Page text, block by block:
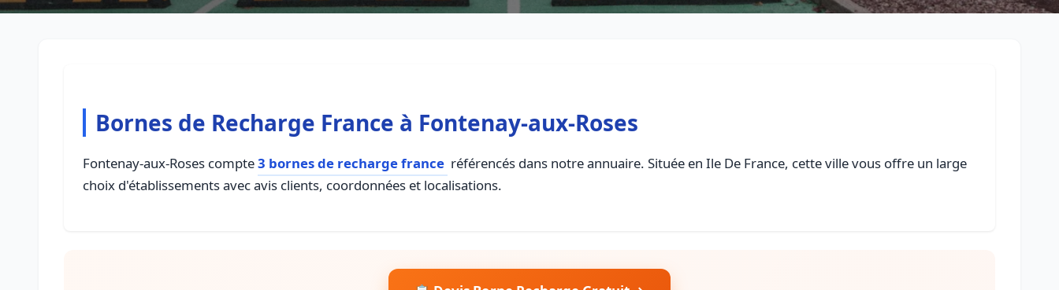
Bornes de Recharge France à Fontenay-aux-Roses
Fontenay-aux-Roses compte3 bornes de recharge france référencés dans notre annuaire. Située en Ile De France, cette ville vous offre un large
choix d'établissements avec avis clients, coordonnées et localisations.